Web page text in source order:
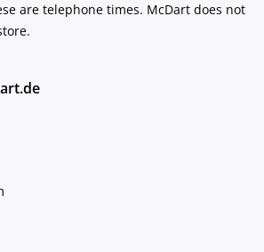
are telephone times. McDart does not